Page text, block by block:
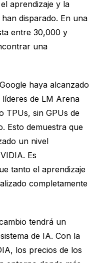
aprendizaje y la
disparado. En una
entre 30,000 y
una
haya alcanzado
de LM Arena
TPUs, sin GPUs de
Esto demuestra que
un nivel
Es
tanto el aprendizaje
completamente
tendrá un
de IA. Con la
los precios de los